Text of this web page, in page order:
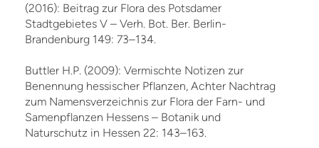
(2016): Beitrag zur Flora des Potsdamer
Stadtgebietes V – Verh. Bot. Ber. Berlin-
Brandenburg 149: 73–134.
Buttler H.P. (2009): Vermischte Notizen zur
Benennung hessischer Pflanzen, Achter Nachtrag
zum Namensverzeichnis zur Flora der Farn- und
Samenpflanzen Hessens – Botanik und
Naturschutz in Hessen 22: 143–163.